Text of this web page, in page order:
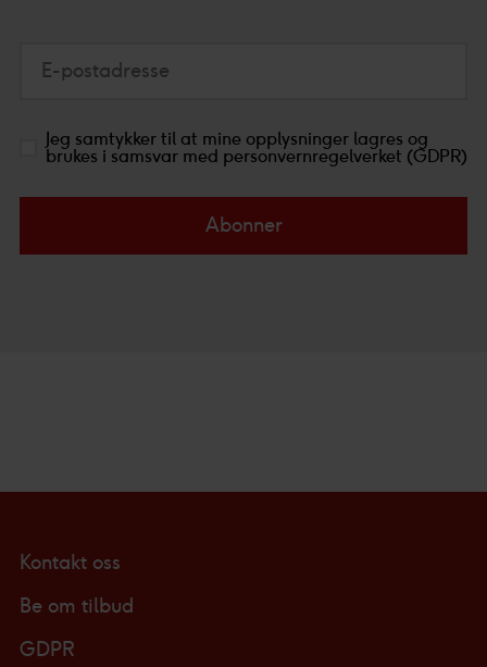
E-postadresse
Jeg samtykker til at mine opplysninger lagres og
brukes i samsvar med personvernregelverket (GDPR)
Abonner
Kontakt oss
Be om tilbud
GDPR